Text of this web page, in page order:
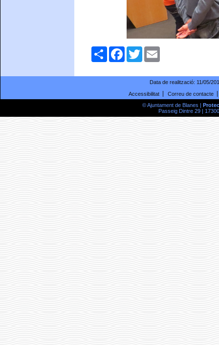
ComparteixFacebookTwitter
Data de realització: 11/05/
Accessibilitat
Correu de contacte
© Ajuntament de Blanes |
Passeig Dintre 29 |